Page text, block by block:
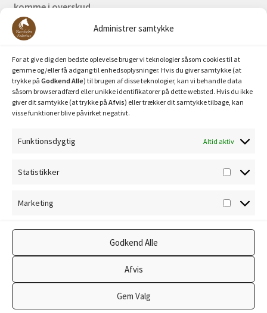
Administrer samtykke
For at give dig den bedste oplevelse bruger vi teknologier såsom cookies til at
gemme og/eller få adgang til enhedsoplysninger. Hvis du giver samtykke (at
trykke på Godkend Alle) til brugen af disse teknologier, kan vi behandle data
såsom browseradfærd eller unikke identifikatorer på dette websted. Hvis du ikke
giver dit samtykke (at trykke på Afvis) eller trækker dit samtykke tilbage, kan
visse funktioner blive påvirket negativt.
Funktionsdygtig Altid aktiv
Statistikker
Marketing
Godkend Alle
Afvis
Gem Valg
komme i overskud.
Bank: Nordea / Reg: 2413 Konto nr. 6285 704 772
Privatlivspolitik
© Ravnholm Foderhus 2026
Lavet med WooCommerce